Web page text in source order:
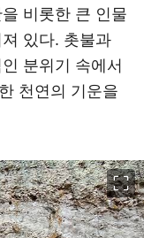
비롯한 큰 인물
있다. 촛불과
분위기 속에서
천연의 기운을